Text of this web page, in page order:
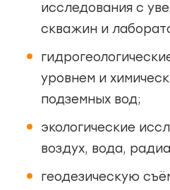
исследования с
скважин и
уровнем и
подземных вод;
экологические
воздух, вода,
геодезическую